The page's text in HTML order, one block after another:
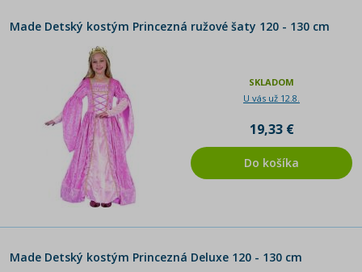
Made Detský kostým Princezná ružové šaty 120 - 130 cm
SKLADOM
U vás už 12.8.
19,33 €
Do košíka
Made Detský kostým Princezná Deluxe 120 - 130 cm